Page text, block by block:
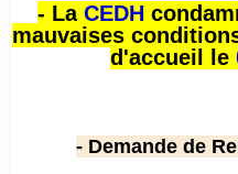
- La CEDH
mauvaises
d'accueil le
- Demande de